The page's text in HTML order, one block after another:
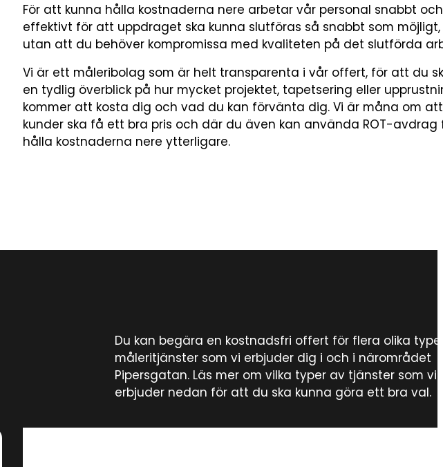
För att kunna hålla kostnaderna nere arbetar vår personal snabbt och
effektivt för att uppdraget ska kunna slutföras så snabbt som
utan att du behöver kompromissa med kvaliteten på det slutförda
Vi är ett måleribolag som är helt transparenta i vår offert, för att du
en tydlig överblick på hur mycket projektet, tapetsering eller
kommer att kosta dig och vad du kan förvänta dig. Vi är måna om
kunder ska få ett bra pris och där du även kan använda ROT-
hålla kostnaderna nere ytterligare.
Du kan begära en kostnadsfri offert för flera olika
måleritjänster som vi erbjuder dig i och i närområdet
Pipersgatan. Läs mer om vilka typer av tjänster som vi
erbjuder nedan för att du ska kunna göra ett bra val.